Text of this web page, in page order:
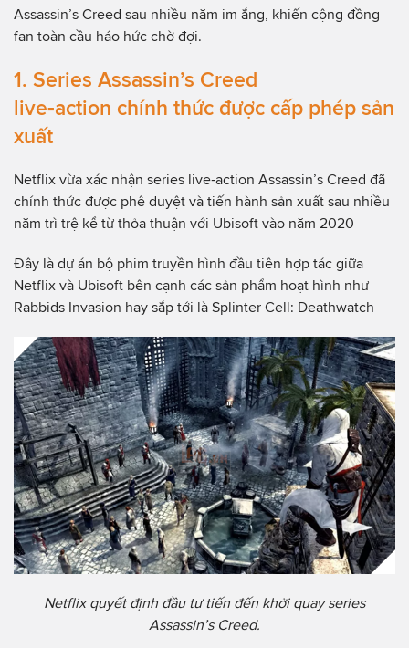
Assassin’s Creed sau nhiều năm im ắng, khiến cộng đồng
fan toàn cầu háo hức chờ đợi.
1. Series Assassin’s Creed
live‑action chính thức được cấp phép sản
xuất
Netflix vừa xác nhận series live‑action Assassin’s Creed đã
chính thức được phê duyệt và tiến hành sản xuất sau nhiều
năm trì trệ kể từ thỏa thuận với Ubisoft vào năm 2020
Đây là dự án bộ phim truyền hình đầu tiên hợp tác giữa
Netflix và Ubisoft bên cạnh các sản phẩm hoạt hình như
Rabbids Invasion hay sắp tới là Splinter Cell: Deathwatch
Netflix quyết định đầu tư tiến đến khởi quay series
Assassin’s Creed.